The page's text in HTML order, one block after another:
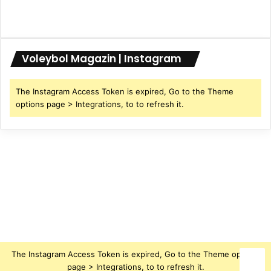
Voleybol Magazin | Instagram
The Instagram Access Token is expired, Go to the Theme
options page > Integrations, to to refresh it.
The Instagram Access Token is expired, Go to the Theme options
page > Integrations, to to refresh it.